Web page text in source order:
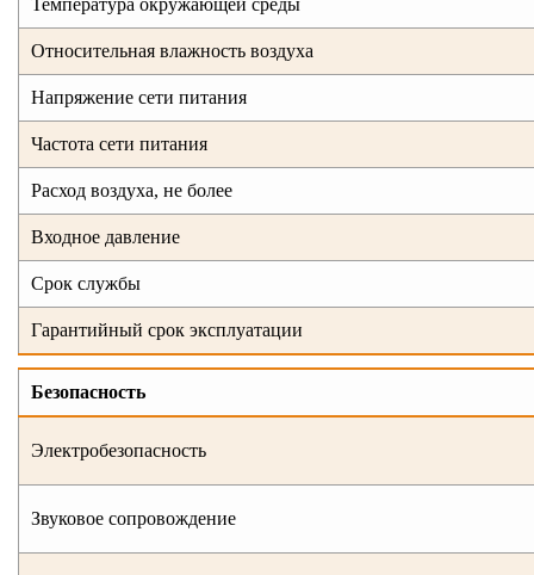
Температура окружающей среды
Относительная влажность воздуха
Напряжение сети питания
Частота сети питания
Расход воздуха, не более
Входное давление
Срок службы
Гарантийный срок эксплуатации
Безопасность
Электробезопасность
Звуковое сопровождение